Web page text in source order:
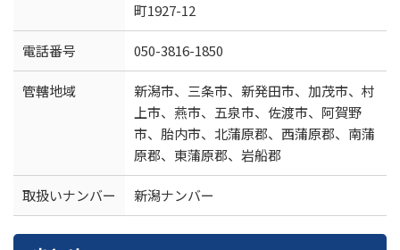
町1927-12
電話番号 050-3816-1850
管轄地域
新潟市、三条市、新発田市、加茂市、村
上市、燕市、五泉市、佐渡市、阿賀野
市、胎内市、北蒲原郡、西蒲原郡、南蒲
原郡、東蒲原郡、岩船郡
取扱いナンバー 新潟ナンバー